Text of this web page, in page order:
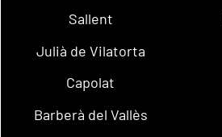
Sallent
Julià de Vilatorta
Capolat
Barberà del Vallès